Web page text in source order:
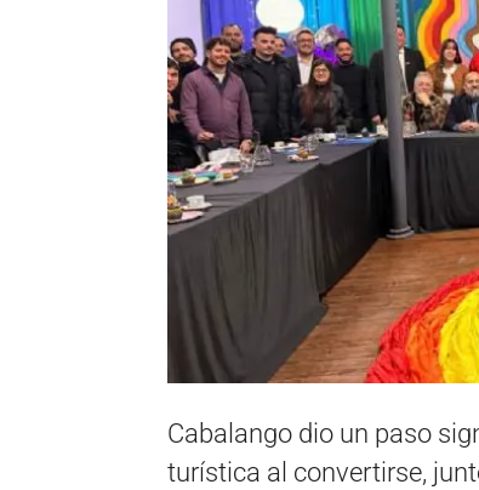
Cabalango dio un paso
turística al convertirse,